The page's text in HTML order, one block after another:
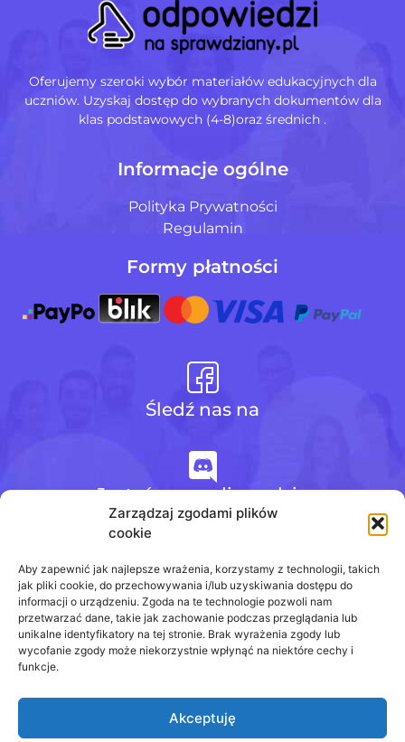
Zarządzaj zgodami plików
cookie
Aby zapewnić jak najlepsze wrażenia, korzystamy z technologii, takich
jak pliki cookie, do przechowywania i/lub uzyskiwania dostępu do
informacji o urządzeniu. Zgoda na te technologie pozwoli nam
przetwarzać dane, takie jak zachowanie podczas przeglądania lub
unikalne identyfikatory na tej stronie. Brak wyrażenia zgody lub
wycofanie zgody może niekorzystnie wpłynąć na niektóre cechy i
funkcje.
Akceptuję
Oferujemy szeroki wybór materiałów edukacyjnych dla
uczniów. Uzyskaj dostęp do wybranych dokumentów dla
klas podstawowych (4-8)oraz średnich .
Informacje ogólne
Polityka Prywatności
Regulamin
Formy płatności
Śledź nas na
Jesteśmy na discordzie
+48 728 484 484
biuro@odpowiedzinasprawdziany.pl
Prawa Autorskie © 2020 - 2026
odpowiedzinasprawdziany.pl wszelkie prawa